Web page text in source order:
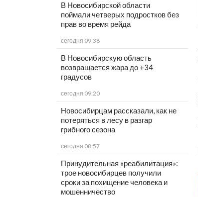
В Новосибирской области
поймали четверых подростков без
прав во время рейда
сегодня 09:38
В Новосибирскую область
возвращается жара до +34
градусов
сегодня 09:20
Новосибирцам рассказали, как не
потеряться в лесу в разгар
грибного сезона
сегодня 08:57
Принудительная «реабилитация»:
трое новосибирцев получили
сроки за похищение человека и
мошенничество